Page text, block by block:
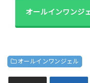
オールインワンジ
オールインワンジェル